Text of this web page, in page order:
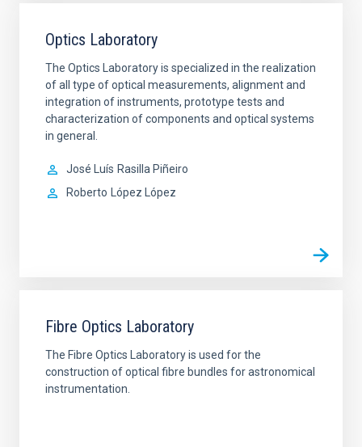
Optics Laboratory
The Optics Laboratory is specialized in the realization
of all type of optical measurements, alignment and
integration of instruments, prototype tests and
characterization of components and optical systems
in general.
José Luís Rasilla Piñeiro
Roberto
López López
Fibre Optics Laboratory
The Fibre Optics Laboratory is used for the
construction of optical fibre bundles for astronomical
instrumentation.